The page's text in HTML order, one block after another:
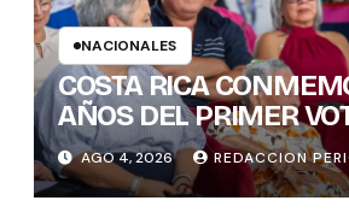
NACIONALES
COSTA RICA
AÑOS DEL PRIMER
MUJERES , INAMU
HOMENAJE A UNA DE
PRIMERAS MUJERES
AGO 4, 2026 REDACCION